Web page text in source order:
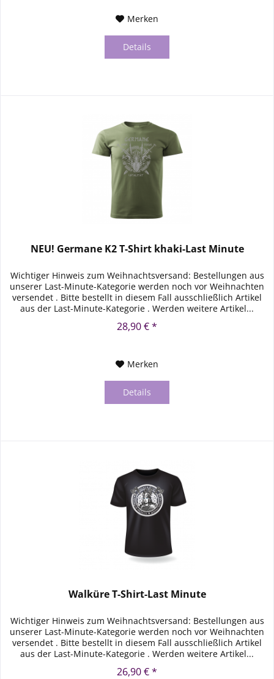
Merken
Details
NEU! Germane K2 T-Shirt khaki-Last Minute
Wichtiger Hinweis zum Weihnachtsversand: Bestellungen aus
unserer Last-Minute-Kategorie werden noch vor Weihnachten
versendet . Bitte bestellt in diesem Fall ausschließlich Artikel
aus der Last-Minute-Kategorie . Werden weitere Artikel...
28,90 € *
Merken
Details
Walküre T-Shirt-Last Minute
Wichtiger Hinweis zum Weihnachtsversand: Bestellungen aus
unserer Last-Minute-Kategorie werden noch vor Weihnachten
versendet . Bitte bestellt in diesem Fall ausschließlich Artikel
aus der Last-Minute-Kategorie . Werden weitere Artikel...
26,90 € *